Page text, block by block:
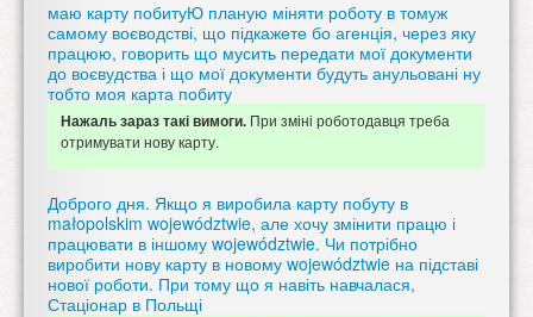
маю карту побитуЮ планую міняти роботу в томуж
самому воєводстві, що підкажете бо агенція, через яку
працюю, говорить що мусить передати мої документи
до воєвудства і що мої документи будуть анульовані ну
тобто моя карта побиту
Нажаль зараз такі вимоги. При зміні роботодавця треба
отримувати нову карту.
Доброго дня. Якщо я виробила карту побуту в
małopolskim województwie, але хочу змінити працю і
працювати в іншому województwie. Чи потрібно
виробити нову карту в новому województwie на підставі
нової роботи. При тому що я навіть навчалася,
Стаціонар в Польщі